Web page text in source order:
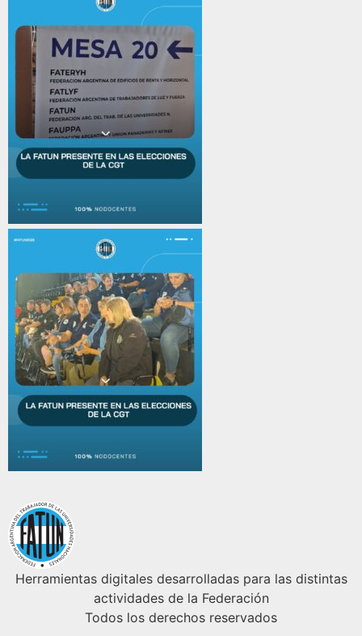
Herramientas digitales desarrolladas para las distintas
actividades de la Federación
Todos los derechos reservados